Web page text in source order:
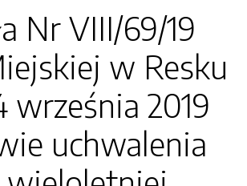
Nr VIII/69/19
w Resku
września 2019
uchwalenia